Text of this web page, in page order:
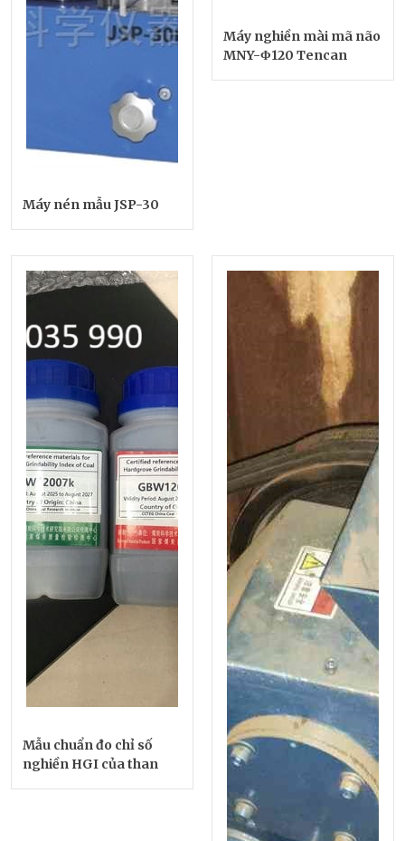
Máy nén mẫu JSP-30
Máy nghiền mài mã não
MNY-Φ120 Tencan
Mẫu chuẩn đo chỉ số
nghiền HGI của than